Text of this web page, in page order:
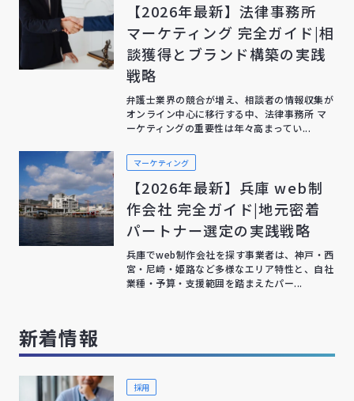
【2026年最新】法律事務所
マーケティング 完全ガイド|相
談獲得とブランド構築の実践
戦略
弁護士業界の競合が増え、相談者の情報収集が
オンライン中心に移行する中、法律事務所 マ
ーケティングの重要性は年々高まってい...
マーケティング
【2026年最新】兵庫 web制
作会社 完全ガイド|地元密着
パートナー選定の実践戦略
兵庫でweb制作会社を探す事業者は、神戸・西
宮・尼崎・姫路など多様なエリア特性と、自社
業種・予算・支援範囲を踏まえたパー...
新着情報
採用